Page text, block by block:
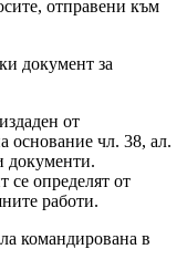
отправени към
документ за
от
основание чл. 38, ал.
документи.
се определят от
работи.
командирована в